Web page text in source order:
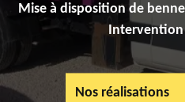
Mise à disposition de
Nos réalisations